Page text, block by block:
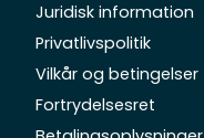
Juridisk information
Privatlivspolitik
Vilkår og betingelser
Fortrydelsesret